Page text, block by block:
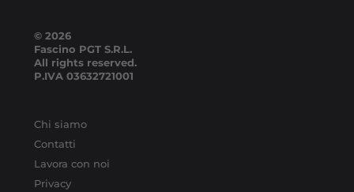
© 2026
Fascino PGT S.R.L.
All rights reserved.
P.IVA 03632721001
Chi siamo
Contatti
Lavora con noi
Privacy